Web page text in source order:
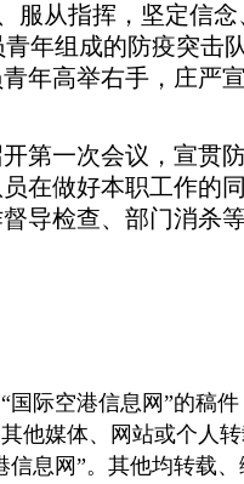
从指挥，坚定信
年组成的防疫突击
年高举右手，庄严
一次会议，宣贯
在做好本职工作的
导检查、部门消杀
际空港信息网”的稿件
他媒体、网站或个人
信息网”。其他均转载